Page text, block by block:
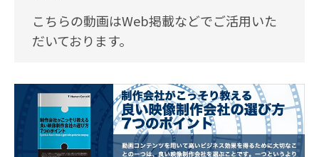
こちらの動画はWeb掲載などでご活用いた
だいております。